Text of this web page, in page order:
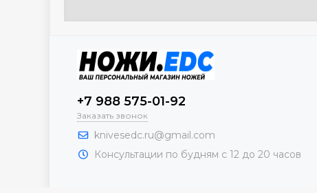
+7 988 575-01-92
Заказать звонок
knivesedc.ru@gmail.com
Консультации по будням с 12 до 20 часов